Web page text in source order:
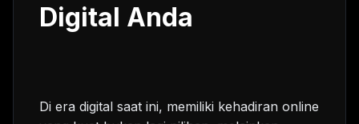
Digital Anda
Di era digital saat ini, memiliki kehadiran online